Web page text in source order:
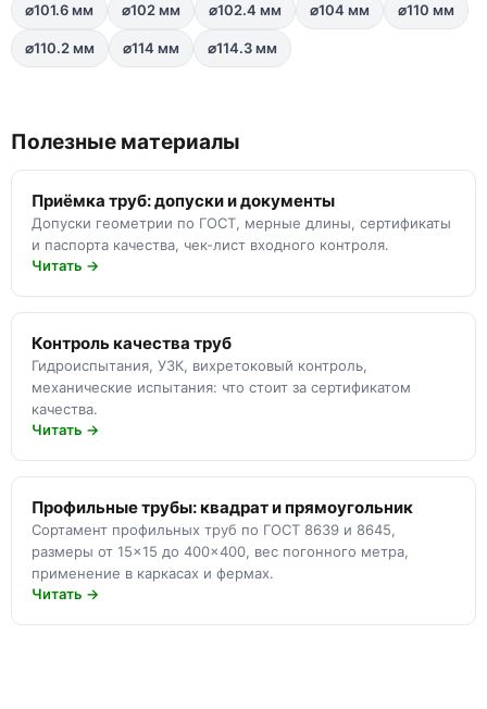
⌀101.6 мм ⌀102 мм ⌀102.4 мм ⌀104 мм ⌀110 мм
⌀110.2 мм ⌀114 мм ⌀114.3 мм
Полезные материалы
Приёмка труб: допуски и документы
Допуски геометрии по ГОСТ, мерные длины, сертификаты
и паспорта качества, чек-лист входного контроля.
Читать →
Контроль качества труб
Гидроиспытания, УЗК, вихретоковый контроль,
механические испытания: что стоит за сертификатом
качества.
Читать →
Профильные трубы: квадрат и прямоугольник
Сортамент профильных труб по ГОСТ 8639 и 8645,
размеры от 15×15 до 400×400, вес погонного метра,
применение в каркасах и фермах.
Читать →